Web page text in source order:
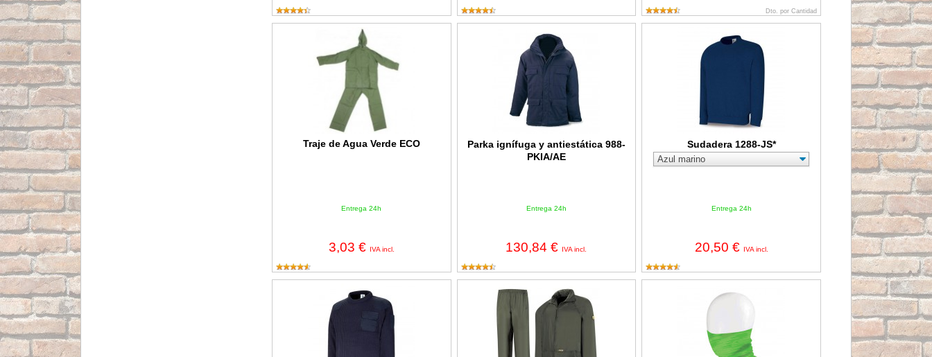
Dto. por Cantidad
Traje de Agua Verde ECO
Entrega 24h
3,03 € IVA incl.
Traje de Agua Verde ECO
Parka ignífuga y antiestática 988-
PKIA/AE
Entrega 24h
130,84 € IVA incl.
Parka ignífuga y antiestática 988-PKIA/AE
Sudadera 1288-JS*
Entrega 24h
20,50 € IVA incl.
Traje de agua 100% Poliuretano 188-TAP* Cubre cuellos con mascarilla homologada Steelgen CM150